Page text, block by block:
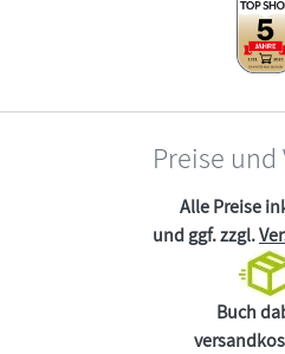
Preise und
Alle Preise
und ggf. zzgl.
Buch